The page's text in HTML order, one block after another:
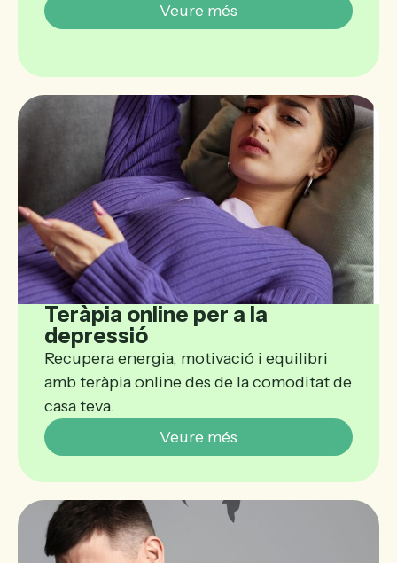
Veure més
Teràpia online per a la
depressió
Recupera energia, motivació i equilibri
amb teràpia online des de la comoditat de
casa teva.
Veure més